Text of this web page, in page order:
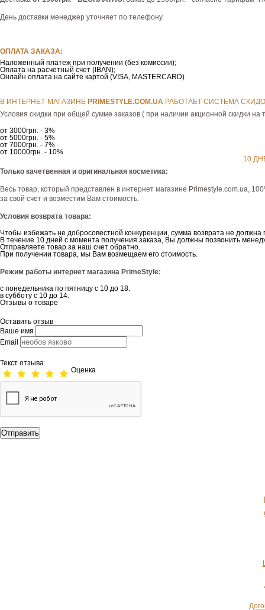
День доставки менеджер уточняет по телефону.
ОПЛАТА ЗАКАЗА:
Наложенный платеж при получении (без комиссии);
Оплата на расчетный счет (IBAN);
Онлайн оплата на сайте картой (VISA, MASTERCARD)
В ИНТЕРНЕТ-МАГАЗИНЕ РRIMESTYLE.COM.UA РАБОТАЕТ СИСТЕМА
Условия скидки при общей сумме заказов ( при наличии акционной скидки на
от 3000грн. - 3%
от 5000грн. - 5%
от 7000грн. - 7%
от 10000грн. - 10%
10
Только качетвенная и оригинальная косметика:
Весь товар, который представлен в интернет магазине Рrimestyle.com.ua,
за свой счет и возместим Вам стоимость.
Условия возврата товара:
Чтобы избежать не добросовестной конкуренции, сумма возврата не
В течение 10 дней с момента получения заказа, Вы должны позвонить
Отправляете товар за наш счет обратно.
При получении товара, мы Вам возмещаем его стоимость.
Режим работы интернет магазина PrimeStyle:
с понедельника по пятницу с 10 до 18.
в субботу с 10 до 14.
Отзывы о товаре
Оставить отзыв
Ваше имя
Email
Текст отзыва
Оценка